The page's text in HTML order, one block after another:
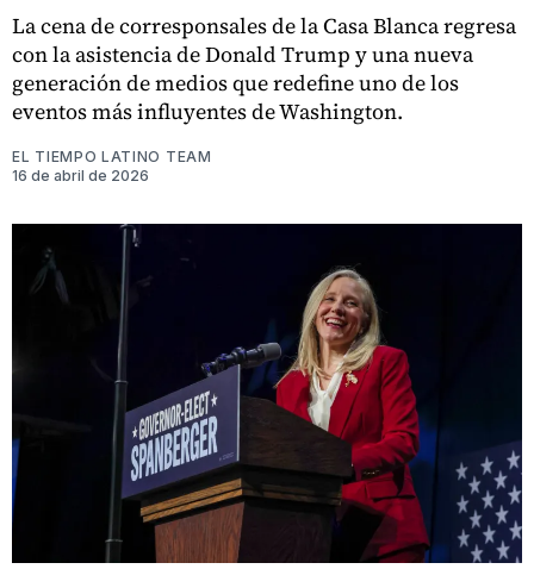
La cena de corresponsales de la Casa Blanca regresa
con la asistencia de Donald Trump y una nueva
generación de medios que redefine uno de los
eventos más influyentes de Washington.
EL TIEMPO LATINO TEAM
16 de abril de 2026